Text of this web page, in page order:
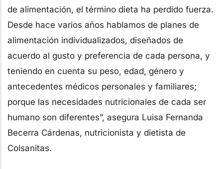
de alimentación, el término dieta ha perdido fuerza.
Desde hace varios años hablamos de planes de
alimentación individualizados, diseñados de
acuerdo al gusto y preferencia de cada persona, y
teniendo en cuenta su peso, edad, género y
antecedentes médicos personales y familiares;
porque las necesidades nutricionales de cada ser
humano son diferentes”, asegura Luisa Fernanda
Becerra Cárdenas, nutricionista y dietista de
Colsanitas.